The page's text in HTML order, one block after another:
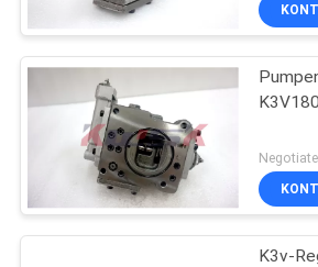
FABRIK-
AUSFLUG
TRETEN
K3v-